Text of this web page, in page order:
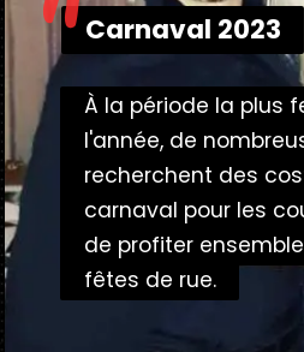
À la période la plus
l'année, de
recherchent des
carnaval pour les
de profiter
fêtes de rue.
À la période la plus
l'année, de
recherchent des
carnaval pour les
de profiter
fêtes de rue.
Carnaval 2023
Carnaval 2023